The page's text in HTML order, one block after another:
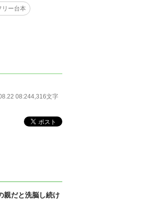
リー台本
08:244,316文字
親だと洗脳し続け